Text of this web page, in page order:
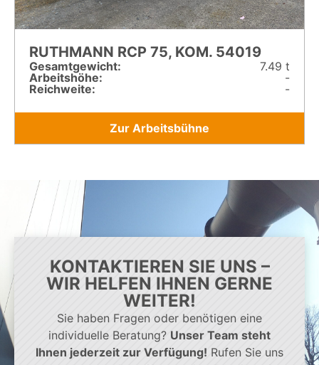
RUTHMANN RCP 75, KOM. 54019
Gesamt­gewicht:
7.49 t
Arbeitshöhe:
-
Reichweite:
-
Zur Arbeitsbühne
KONTAKTIEREN SIE UNS –
WIR HELFEN IHNEN GERNE
WEITER!
Sie haben Fragen oder benötigen eine
individuelle Beratung? Unser Team steht
Ihnen jederzeit zur Verfügung! Rufen Sie uns